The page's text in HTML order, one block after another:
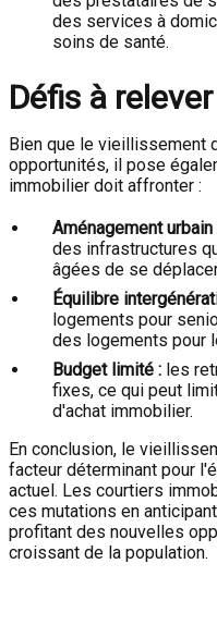
des services à
soins de santé.
Défis à relever
Bien que le vieillissement
opportunités, il pose
immobilier doit affronter :
Aménagement urbain
des infrastructures
âgées de se
Équilibre
logements pour
des logements pour
Budget limité : les
fixes, ce qui peut
d'achat immobilier.
En conclusion, le
facteur déterminant pour
actuel. Les courtiers
ces mutations en
profitant des nouvelles
croissant de la population.